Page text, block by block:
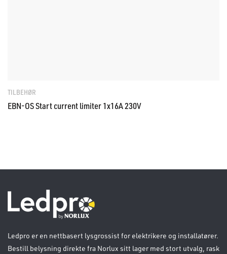
TILBEHØR
EBN-OS Start current limiter 1x16A 230V
Ledpro er en nettbasert lysgrossist for elektrikere og installatører.
Bestill belysning direkte fra Norlux sitt lager med stort utvalg, rask